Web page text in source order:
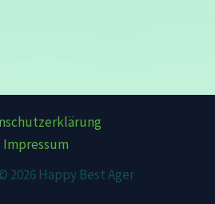
Impressum
2026 Happy Best Ager